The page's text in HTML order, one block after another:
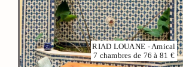
RIAD LOUANE - Amical
7 chambres de 76 à 81 €